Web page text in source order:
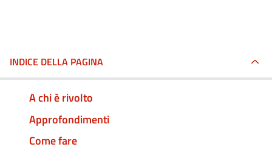
INDICE DELLA PAGINA
A chi è rivolto
Approfondimenti
Come fare